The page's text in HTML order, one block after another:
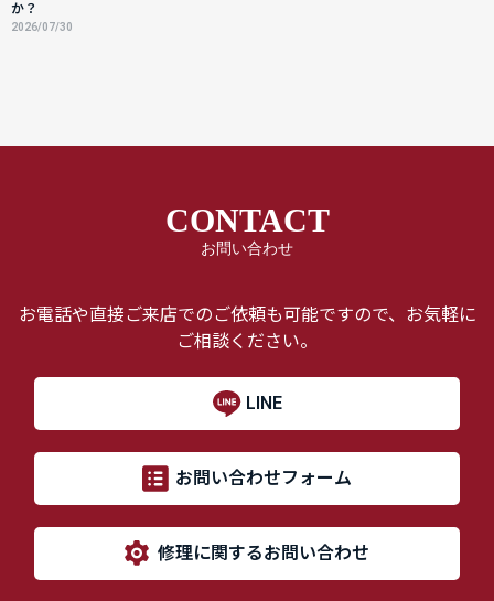
か？
2026/07/30
CONTACT
お問い合わせ
お電話や直接ご来店でのご依頼も可能ですので、お気軽に
ご相談ください。
LINE
お問い合わせフォーム
修理に関するお問い合わせ